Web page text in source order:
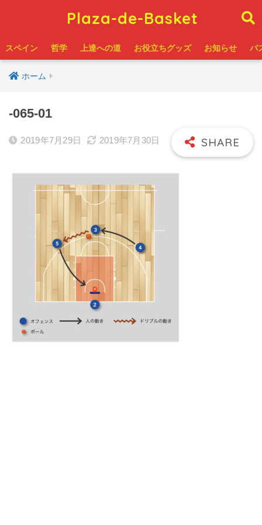
Plaza-de-Basket
スペイン 哲学 上達への道 お役立ちグッズ お知らせ バ
ホーム
-065-01
2019年7月29日 2019年7月30日